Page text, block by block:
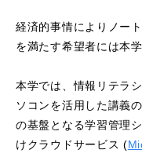
経済的事情によりノー
を満たす希望者には本
本学では、情報リテラ
ソコンを活用した講義
の基盤となる学習管理
けクラウドサービス (